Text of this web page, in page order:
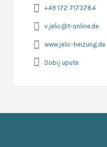
+49 172 7173784
v.jelic@t-online.de
www.jelic-heizung.de
Dobij upute